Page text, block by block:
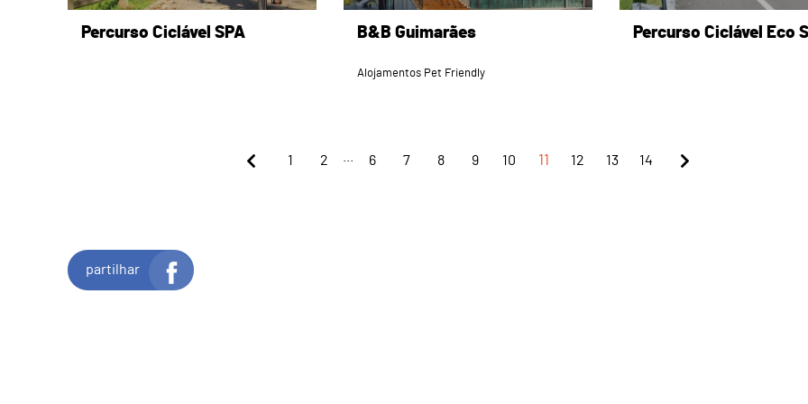
Percurso Ciclável SPA B&B Guimarães
Alojamentos Pet Friendly
Percurso Ciclável Eco
1 2 6 7 8 9 10 11 12 13 14
partilhar